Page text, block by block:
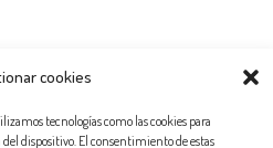
cookies
tecnologías como las cookies para
dispositivo. El consentimiento de estas